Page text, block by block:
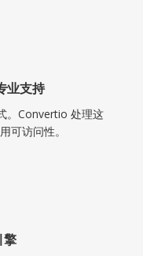
业支持
。Convertio 处理这
可访问性。
擎